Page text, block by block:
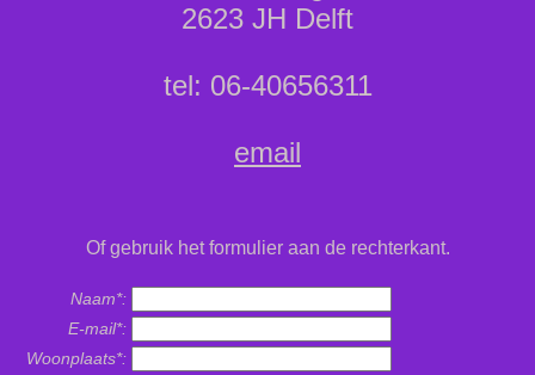
2623 JH Delft
tel: 06-40656311
email
Of gebruik het formulier aan de rechterkant.